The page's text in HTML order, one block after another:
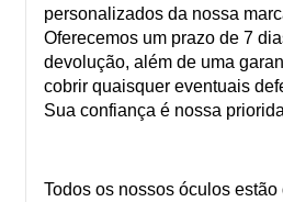
personalizados da nossa
Oferecemos um prazo de 7
devolução, além de uma
cobrir quaisquer eventuais
Sua confiança é nossa
Todos os nossos óculos